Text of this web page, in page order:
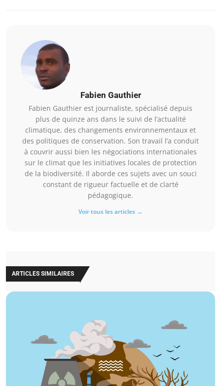
Fabien Gauthier
Fabien Gauthier est journaliste, spécialisé depuis
plus de quinze ans dans le suivi de l’actualité
climatique, des changements environnementaux et
des politiques de conservation. Son travail l’a conduit
à couvrir aussi bien les négociations internationales
sur le climat que les initiatives locales de protection
de la biodiversité. Il aborde ces sujets avec un souci
constant de rigueur factuelle et de clarté
pédagogique.
Voir tous les articles →
ARTICLES SIMILAIRES